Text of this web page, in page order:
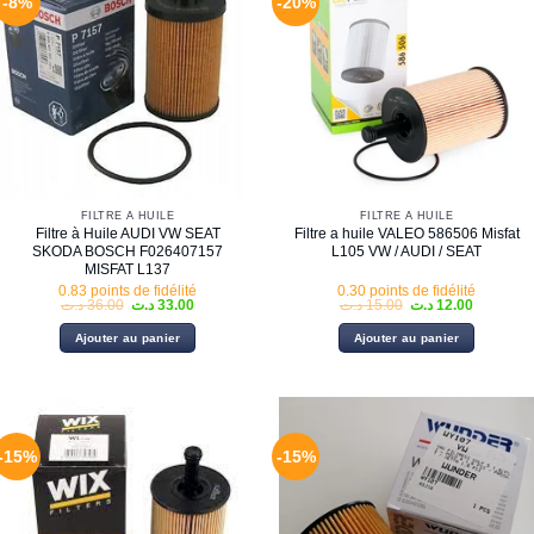
FILTRE À HUILE
Filtre à Huile AUDI VW SEAT
SKODA BOSCH F026407157
MISFAT L137
0.83 points de fidélité
36.00 د.ت
Le
initial
était :
33.00 د.ت
Le
actuel
est :
Ajouter au panier
FILTRE À HUILE
Filtre a huile VALEO 586506 Misfat
L105 VW / AUDI / SEAT
0.30 points de fidélité
15.00 د.ت
Le
initial
était :
12.00 د.ت
Le
actuel
est :
Ajouter au panier
-15%